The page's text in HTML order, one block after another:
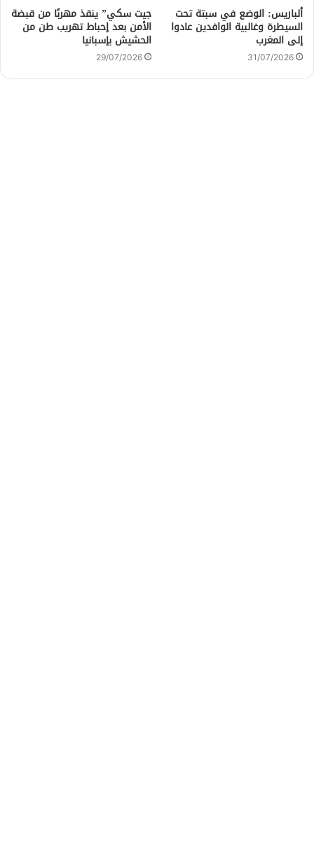
ألباريس: الوضع في سبتة تحت
السيطرة وغالبية الوافدين عادوا
إلى المغرب
31/07/2026
جيت سكي” ينقذ مهربًا من قبضة
الأمن بعد إحباط تهريب طن من
الحشيش بإسبانيا
29/07/2026